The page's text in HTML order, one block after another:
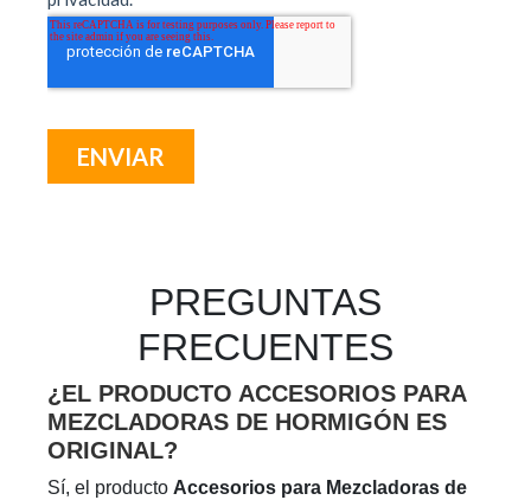
PREGUNTAS
FRECUENTES
¿EL PRODUCTO ACCESORIOS PARA
MEZCLADORAS DE HORMIGÓN ES
ORIGINAL?
Sí, el producto Accesorios para Mezcladoras de